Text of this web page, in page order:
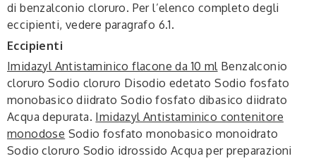
di benzalconio cloruro. Per l’elenco completo degli
eccipienti, vedere paragrafo 6.1.
Eccipienti
Imidazyl Antistaminico flacone da 10 mlBenzalconio
cloruro Sodio cloruro Disodio edetato Sodio fosfato
monobasico diidrato Sodio fosfato dibasico diidrato
Acqua depurata. Imidazyl Antistaminico contenitore
monodose Sodio fosfato monobasico monoidrato
Sodio cloruro Sodio idrossido Acqua per preparazioni